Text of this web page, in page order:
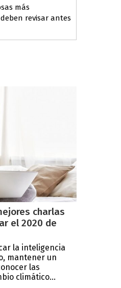
más
revisar antes
charlas
el 2020 de
la inteligencia
mantener un
las
climático...